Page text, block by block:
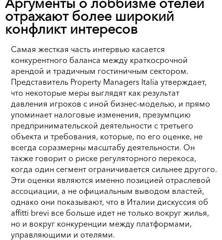
отражают более широкий
конфликт интересов
Самая жесткая часть интервью касается
конкурентного баланса между краткосрочной
арендой и традичным гостиничным сектором.
Представитель Property Managers Italia утверждает,
что некоторые меры выглядят как результат
давления игроков с иной бизнес-моделью, и прямо
упоминает налоговые изменения, презумпцию
предпринимательской деятельности с третьего
объекта и требования, которые, по его оценке, не
всегда соразмерны масштабу деятельности. Он
также говорит о риске регуляторного перекоса,
когда один сегмент ограничивается сильнее другого.
Эти оценки являются именно позицией отраслевой
ассоциации, а не официальным выводом властей,
однако они показывают, что в Италии дискуссия об
affitti brevi все больше идет не только вокруг жилья,
но и вокруг конкуренции между платформами,
управляющими и отелями.